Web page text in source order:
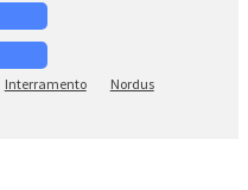
Interramento
Nordus